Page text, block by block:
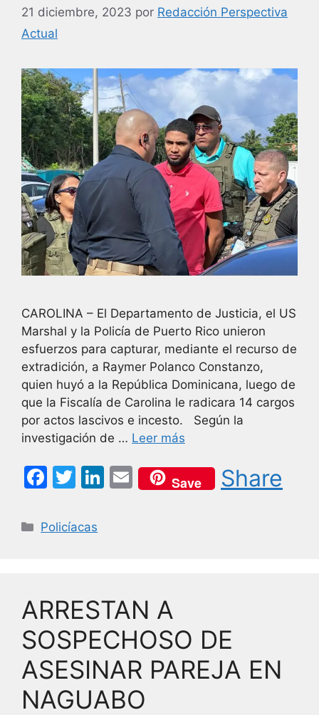
21 diciembre, 2023 por Redacción Perspectiva
Actual
CAROLINA – El Departamento de Justicia, el US
Marshal y la Policía de Puerto Rico unieron
esfuerzos para capturar, mediante el recurso de
extradición, a Raymer Polanco Constanzo,
quien huyó a la República Dominicana, luego de
que la Fiscalía de Carolina le radicara 14 cargos
por actos lascivos e incesto. Según la
investigación de … Leer más
F
c
o
k
T
itt
Li E
m
Save Share
Categorías
Policíacas
ARRESTAN A
SOSPECHOSO DE
ASESINAR PAREJA EN
NAGUABO